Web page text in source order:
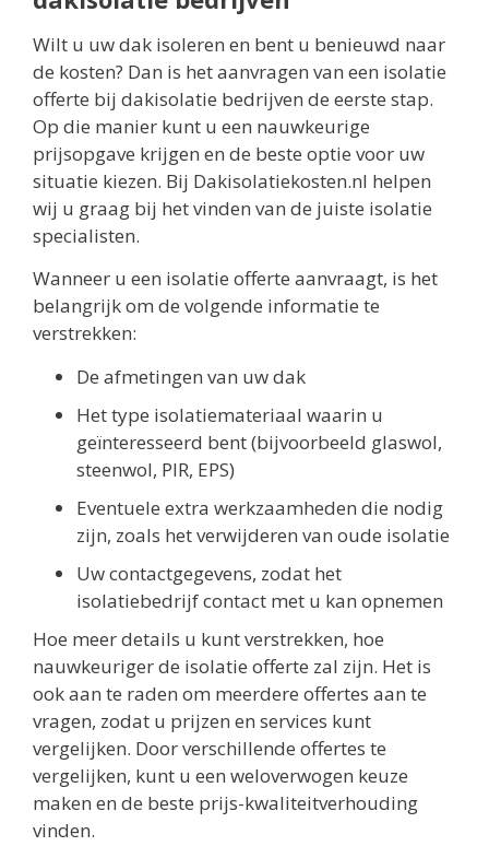
Wilt u uw dak isoleren en bent u benieuwd naar
de kosten? Dan is het aanvragen van een isolatie
offerte bij dakisolatie bedrijven de eerste stap.
Op die manier kunt u een nauwkeurige
prijsopgave krijgen en de beste optie voor uw
situatie kiezen. Bij Dakisolatiekosten.nl helpen
wij u graag bij het vinden van de juiste isolatie
specialisten.
Wanneer u een isolatie offerte aanvraagt, is het
belangrijk om de volgende informatie te
verstrekken:
De afmetingen van uw dak
Het type isolatiemateriaal waarin u
geïnteresseerd bent (bijvoorbeeld glaswol,
steenwol, PIR, EPS)
Eventuele extra werkzaamheden die nodig
zijn, zoals het verwijderen van oude isolatie
Uw contactgegevens, zodat het
isolatiebedrijf contact met u kan opnemen
Hoe meer details u kunt verstrekken, hoe
nauwkeuriger de isolatie offerte zal zijn. Het is
ook aan te raden om meerdere offertes aan te
vragen, zodat u prijzen en services kunt
vergelijken. Door verschillende offertes te
vergelijken, kunt u een weloverwogen keuze
maken en de beste prijs-kwaliteitverhouding
vinden.